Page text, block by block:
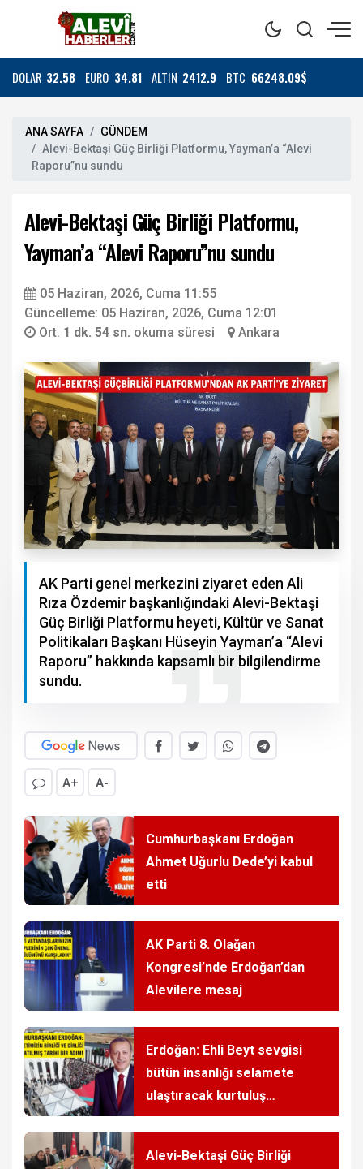
DOLAR 32.58 EURO 34.81 ALTIN 2412.9 BTC 66248.09$
ANA SAYFA
GÜNDEM
Alevi-Bektaşi Güç Birliği Platformu, Yayman’a “Alevi
Raporu”nu sundu
Alevi-Bektaşi Güç Birliği Platformu,
Yayman’a “Alevi Raporu”nu sundu
05 Haziran, 2026, Cuma 11:55
Güncelleme: 05 Haziran, 2026, Cuma 12:01
Ort. 1 dk. 54 sn. okuma süresi Ankara
AK Parti genel merkezini ziyaret eden Ali
Rıza Özdemir başkanlığındaki Alevi-Bektaşi
Güç Birliği Platformu heyeti, Kültür ve Sanat
Politikaları Başkanı Hüseyin Yayman’a “Alevi
Raporu” hakkında kapsamlı bir bilgilendirme
sundu.
A+ A-
Cumhurbaşkanı Erdoğan
Ahmet Uğurlu Dede’yi kabul
etti
AK Parti 8. Olağan
Kongresi’nde Erdoğan’dan
Alevilere mesaj
Erdoğan: Ehli Beyt sevgisi
bütün insanlığı selamete
ulaştıracak kurtuluş
gemisidir!
Alevi-Bektaşi Güç Birliği